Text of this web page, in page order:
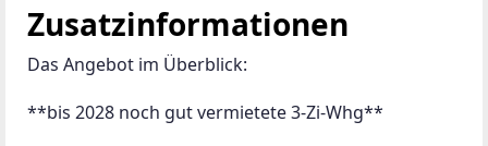
Zusatzinformationen
Das Angebot im Überblick:
**bis 2028 noch gut vermietete 3-Zi-Whg**